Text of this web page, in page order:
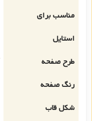
مناسب برای
استایل
طرح صفحه
رنگ صفحه
شکل قاب